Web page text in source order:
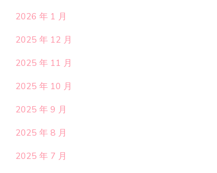
2026 年 1 月
2025 年 12 月
2025 年 11 月
2025 年 10 月
2025 年 9 月
2025 年 8 月
2025 年 7 月